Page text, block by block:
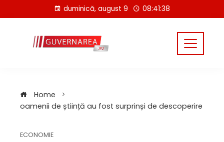
to
duminică, august 9 08:41:39
Home
oamenii de știință au fost surprinși de descoperire
ECONOMIE